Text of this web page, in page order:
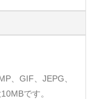
、GIF、JEPG、
です。